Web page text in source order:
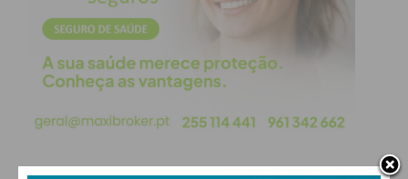
também uma presença muito grande de jovens que
estão a aderir ao partido, empenhados e
envolvidos nesta vitória do PSD e da Aliança
Democrática nas próximas eleições
Para as próximas eleições legislativas, a expetativa